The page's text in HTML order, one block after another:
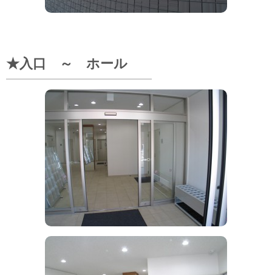
0120-046-898
携帯電話 ・PHS・一部のIP電話からは：
月曜日から金曜日(祝祭日を除く) 10時～12時/13時～17時
お問い合わせ
資料請求
★入口 ～ ホール